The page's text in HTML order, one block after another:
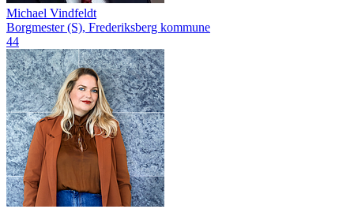
Michael Vindfeldt
Borgmester (S), Frederiksberg kommune
44